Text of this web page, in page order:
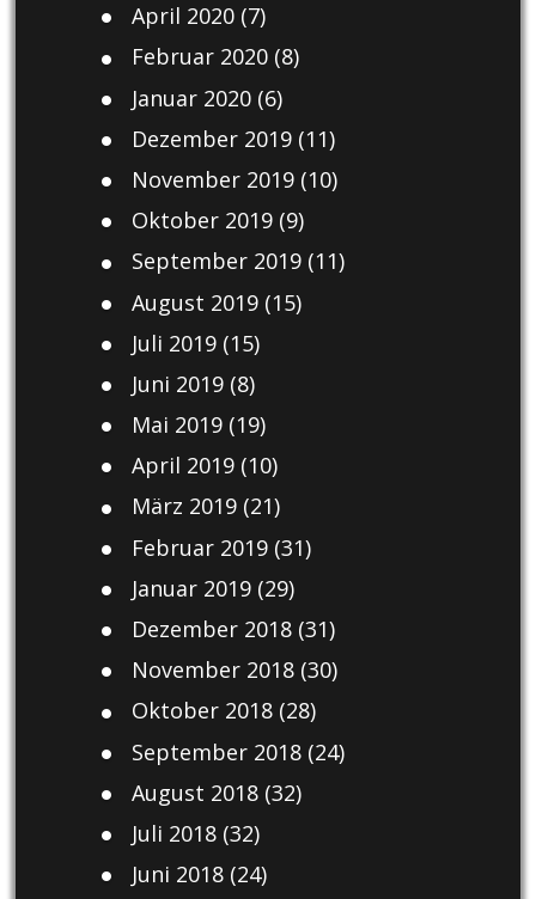
April 2020(7)
Februar 2020(8)
Januar 2020(6)
Dezember 2019(11)
November 2019(10)
Oktober 2019(9)
September 2019(11)
August 2019(15)
Juli 2019(15)
Juni 2019(8)
Mai 2019(19)
April 2019(10)
März 2019(21)
Februar 2019(31)
Januar 2019(29)
Dezember 2018(31)
November 2018(30)
Oktober 2018(28)
September 2018(24)
August 2018(32)
Juli 2018(32)
Juni 2018(24)